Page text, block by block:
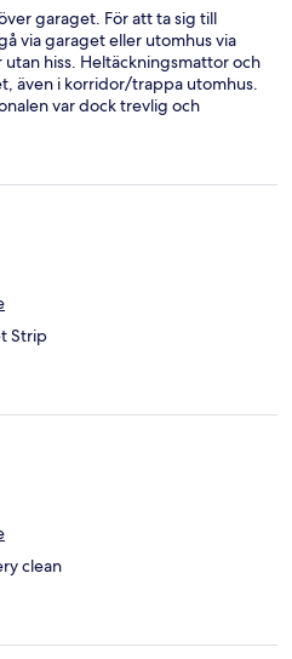
garaget. För att ta sig till
via garaget eller utomhus via
hiss. Heltäckningsmattor och
även i korridor/trappa utomhus.
var dock trevlig och
Strip
clean